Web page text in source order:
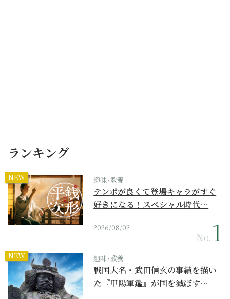
ランキング
NEW 趣味･教養
テンポが良くて登場キャラがすぐ
好きになる！スペシャル時代…
2026/08/02
No.
NEW 趣味･教養
戦国大名・武田信玄の事績を描い
た『甲陽軍鑑』が国を滅ぼす…